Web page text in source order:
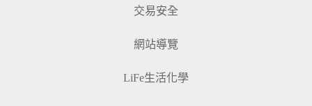
交易安全
網站導覽
LiFe生活化學